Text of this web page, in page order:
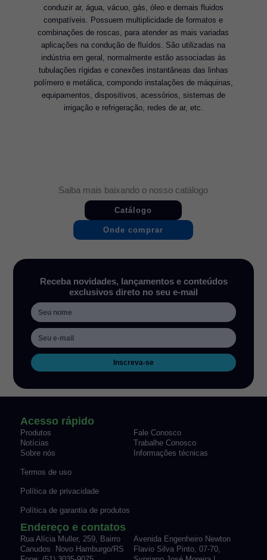
conduzir ar, água, vácuo, gás, óleo e demais fluidos
compatíveis. Possuem multiplicidade de formatos e
combinações de roscas, para atender as mais variadas
aplicações na condução de fluídos. São utilizadas na
indústria em geral, normalmente estão associadas às
tubulações rígidas e conexões instantâneas das linhas
polímero e metálica, compondo instalações de máquinas,
equipamentos, dispositivos, acessórios, sistemas de
irrigação e refrigeração, redes de ar, etc.
Saiba mais baixando o nosso catálogo
Catálogo
Onde comprar
Receba novidades, lançamentos e conteúdos
exclusivos direto no seu e-mail
Inscreva-se
Acesso rápido
Produtos
Fale Conosco
Notícias
Trabalhe Conosco
Sobre nós
Informações técnicas
Termos de uso
Política de privacidade
Política de garantia de produtos
Endereço e contatos
Rua Alícia Muller, 259, Bairro
Canudos Novo Hamburgo/RS
Avenida Engenheiro Newton
Flavio Silva Pinto, 07-70,